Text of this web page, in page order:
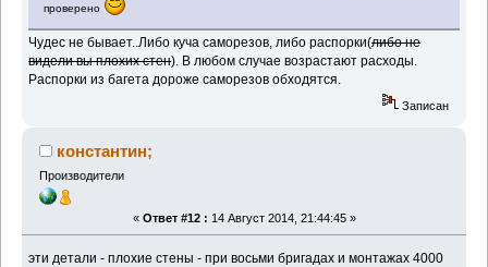
проверено
Чудес не бывает..Либо куча саморезов, либо распорки(либо не
видели вы плохих стен). В любом случае возрастают расходы.
Распорки из багета дороже саморезов обходятся.
Записан
константин;
Производители
« Ответ #12 : 14 Август 2014, 21:44:45 »
эти детали - плохие стены - при восьми бригадах и монтажах 4000